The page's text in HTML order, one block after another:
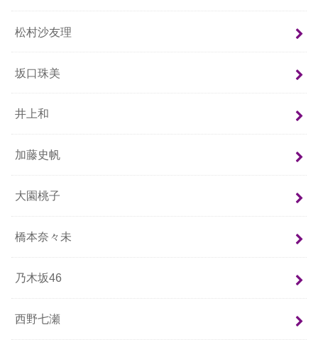
松村沙友理
坂口珠美
井上和
加藤史帆
大園桃子
橋本奈々未
乃木坂46
西野七瀬